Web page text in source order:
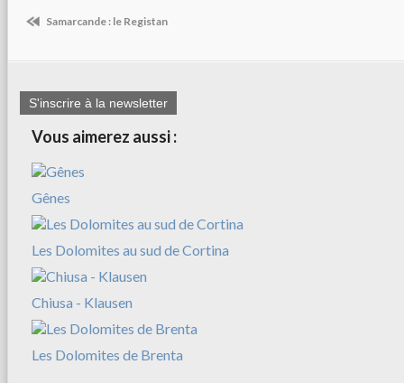
Samarcande : le Registan
S'inscrire à la newsletter
Vous aimerez aussi :
Gênes
Les Dolomites au sud de Cortina
Chiusa - Klausen
Les Dolomites de Brenta